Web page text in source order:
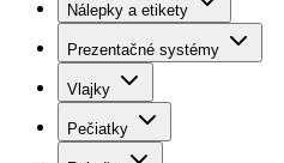
Nálepky a etikety
Prezentačné systémy
Vlajky
Pečiatky